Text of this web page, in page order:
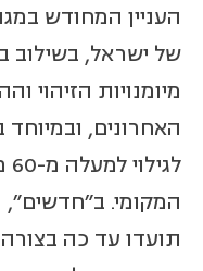
העניין המחודש
של ישראל, בשילוב
מיומנויות הזיהוי
האחרונים,
המקומי. ב"חדשים",
תועדו עד כה